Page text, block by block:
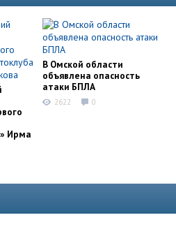
Ирма
В Омской области
объявлена опасность
атаки БПЛА
2622 0